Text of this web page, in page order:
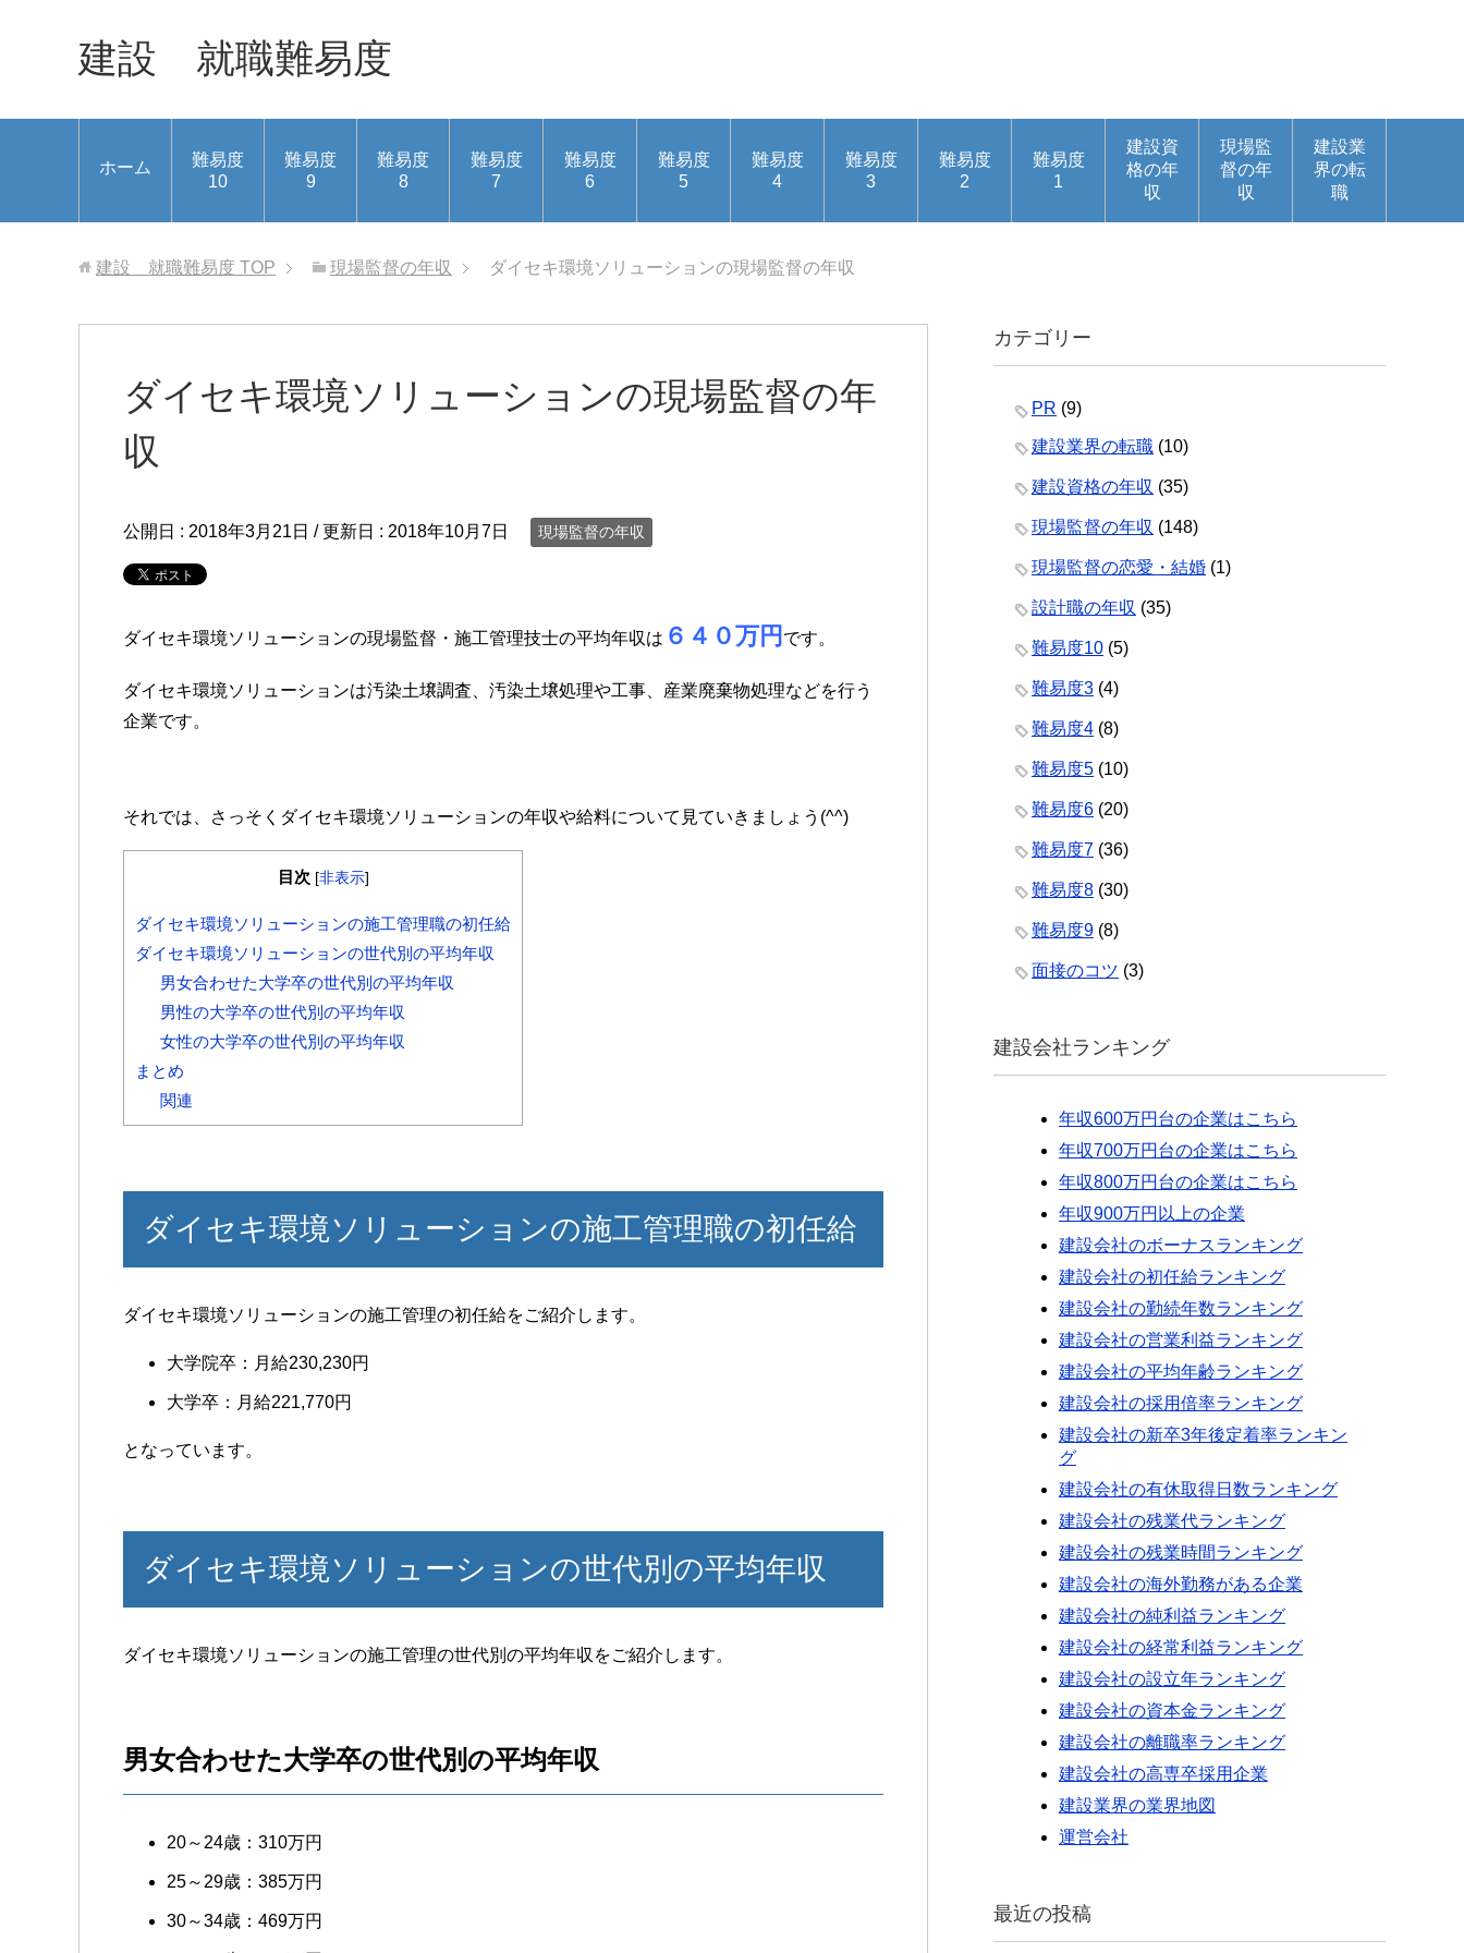
建設 就職難易度
ホーム
難易度
10
難易度
9
難易度
8
難易度
7
難易度
6
難易度
5
難易度
4
難易度
3
難易度
2
難易度
1
建設資
格の年
収
現場監
督の年
収
建設業
界の転
職
建設 就職難易度 TOP 現場監督の年収 ダイセキ環境ソリューションの現場監督の年収
ダイセキ環境ソリューションの現場監督の年
収
公開日 : 2018年3月21日 / 更新日 : 2018年10月7日 現場監督の年収
ダイセキ環境ソリューションの現場監督・施工管理技士の平均年収は ６４０万円 です。
ダイセキ環境ソリューションは汚染土壌調査、汚染土壌処理や工事、産業廃棄物処理などを行う
企業です。
それでは、さっそくダイセキ環境ソリューションの年収や給料について見ていきましょう(^^)
目次 [非表示]
ダイセキ環境ソリューションの施工管理職の初任給
ダイセキ環境ソリューションの世代別の平均年収
男女合わせた大学卒の世代別の平均年収
男性の大学卒の世代別の平均年収
女性の大学卒の世代別の平均年収
まとめ
関連
ダイセキ環境ソリューションの施工管理職の初任給
ダイセキ環境ソリューションの施工管理の初任給をご紹介します。
大学院卒：月給230,230円
大学卒：月給221,770円
となっています。
ダイセキ環境ソリューションの世代別の平均年収
ダイセキ環境ソリューションの施工管理の世代別の平均年収をご紹介します。
男女合わせた大学卒の世代別の平均年収
20～24歳：310万円
25～29歳：385万円
30～34歳：469万円
カテゴリー
PR (9)
建設業界の転職 (10)
建設資格の年収 (35)
現場監督の年収 (148)
現場監督の恋愛・結婚 (1)
設計職の年収 (35)
難易度10 (5)
難易度3 (4)
難易度4 (8)
難易度5 (10)
難易度6 (20)
難易度7 (36)
難易度8 (30)
難易度9 (8)
面接のコツ (3)
建設会社ランキング
年収600万円台の企業はこちら
年収700万円台の企業はこちら
年収800万円台の企業はこちら
年収900万円以上の企業
建設会社のボーナスランキング
建設会社の初任給ランキング
建設会社の勤続年数ランキング
建設会社の営業利益ランキング
建設会社の平均年齢ランキング
建設会社の採用倍率ランキング
建設会社の新卒3年後定着率ランキン
グ
建設会社の有休取得日数ランキング
建設会社の残業代ランキング
建設会社の残業時間ランキング
建設会社の海外勤務がある企業
建設会社の純利益ランキング
建設会社の経常利益ランキング
建設会社の設立年ランキング
建設会社の資本金ランキング
建設会社の離職率ランキング
建設会社の高専卒採用企業
建設業界の業界地図
運営会社
最近の投稿